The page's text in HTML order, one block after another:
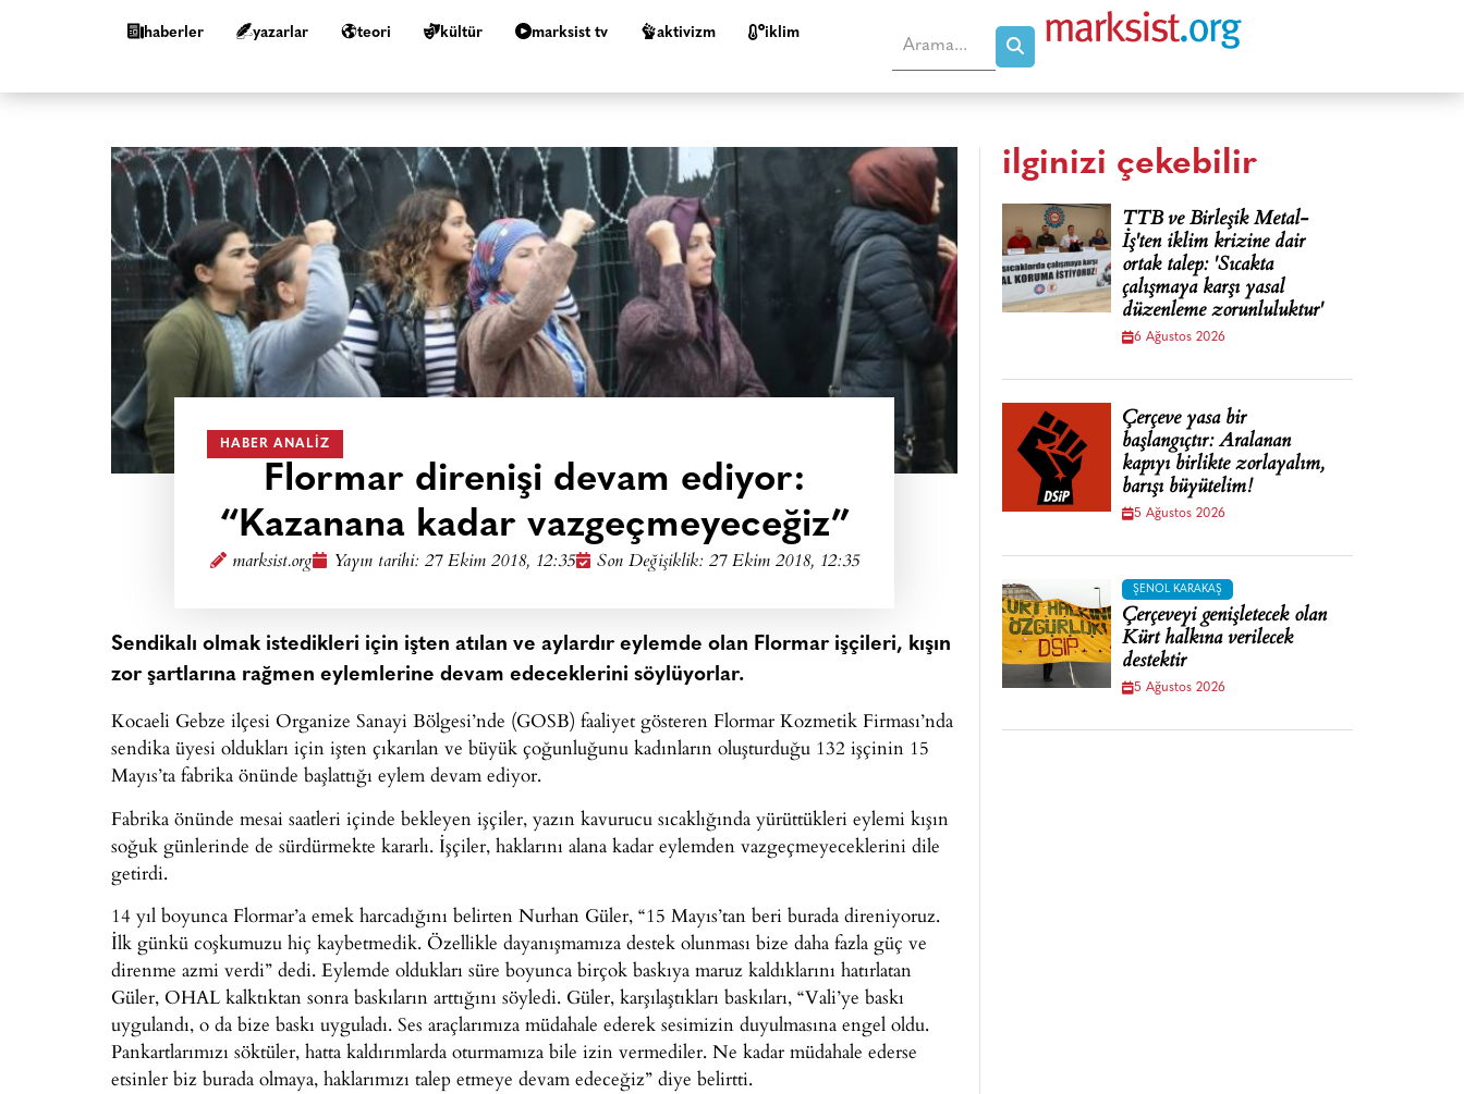
haberler yazarlar teori kültür marksist tv aktivizm i̇klim
HABER ANALIZ
Flormar direnişi devam ediyor:
“Kazanana kadar vazgeçmeyeceğiz”
marksist.org Yayın tarihi: 27 Ekim 2018, 12:35 Son Değişiklik: 27 Ekim 2018, 12:35
Sendikalı olmak istedikleri için işten atılan ve aylardır eylemde olan Flormar işçileri, kışın
zor şartlarına rağmen eylemlerine devam edeceklerini söylüyorlar.
Kocaeli Gebze ilçesi Organize Sanayi Bölgesi’nde (GOSB) faaliyet gösteren Flormar Kozmetik Firması’nda
sendika üyesi oldukları için işten çıkarılan ve büyük çoğunluğunu kadınların oluşturduğu 132 işçinin 15
Mayıs’ta fabrika önünde başlattığı eylem devam ediyor.
Fabrika önünde mesai saatleri içinde bekleyen işçiler, yazın kavurucu sıcaklığında yürüttükleri eylemi kışın
soğuk günlerinde de sürdürmekte kararlı. İşçiler, haklarını alana kadar eylemden vazgeçmeyeceklerini dile
getirdi.
14 yıl boyunca Flormar’a emek harcadığını belirten Nurhan Güler, “15 Mayıs’tan beri burada direniyoruz.
İlk günkü coşkumuzu hiç kaybetmedik. Özellikle dayanışmamıza destek olunması bize daha fazla güç ve
direnme azmi verdi” dedi. Eylemde oldukları süre boyunca birçok baskıya maruz kaldıklarını hatırlatan
Güler, OHAL kalktıktan sonra baskıların arttığını söyledi. Güler, karşılaştıkları baskıları, “Vali’ye baskı
uygulandı, o da bize baskı uyguladı. Ses araçlarımıza müdahale ederek sesimizin duyulmasına engel oldu.
Pankartlarımızı söktüler, hatta kaldırımlarda oturmamıza bile izin vermediler. Ne kadar müdahale ederse
etsinler biz burada olmaya, haklarımızı talep etmeye devam edeceğiz” diye belirtti.
ilginizi çekebilir
TTB ve Birleşik Metal-
İş'ten iklim krizine dair
ortak talep: 'Sıcakta
çalışmaya karşı yasal
düzenleme zorunluluktur'
6 Ağustos 2026
Çerçeve yasa bir
başlangıçtır: Aralanan
kapıyı birlikte zorlayalım,
barışı büyütelim!
5 Ağustos 2026
ŞENOL KARAKAŞ
Çerçeveyi genişletecek olan
Kürt halkına verilecek
destektir
5 Ağustos 2026